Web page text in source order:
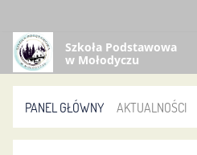
Szkoła Podstawowa
w Mołodyczu
PANEL GŁÓWNY AKTUALNOŚCI